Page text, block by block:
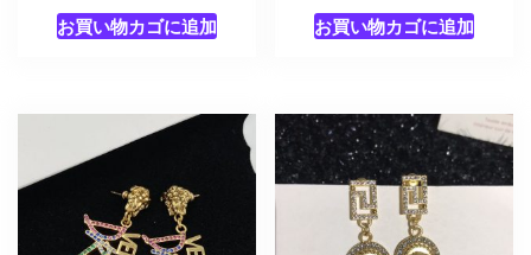
お買い物カゴに追加 お買い物カゴに追加